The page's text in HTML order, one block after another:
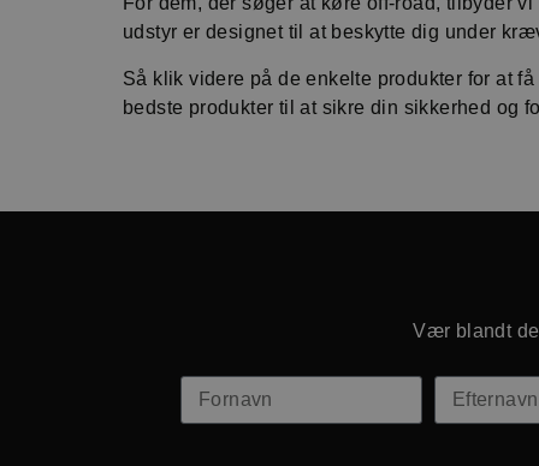
udstyr er designet til at beskytte dig under
Så klik videre på de enkelte produkter for at
bedste produkter til at sikre din sikkerhed og
Vær blandt